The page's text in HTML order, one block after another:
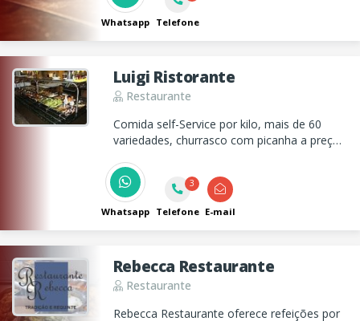
nosso Delivery.
Whatsapp Telefone
Luigi Ristorante
Restaurante
Comida self-Service por kilo, mais de 60
variedades, churrasco com picanha a preço
gratuito.
Whatsapp
3
Telefone E-mail
Rebecca Restaurante
Restaurante
Rebecca Restaurante oferece refeições por